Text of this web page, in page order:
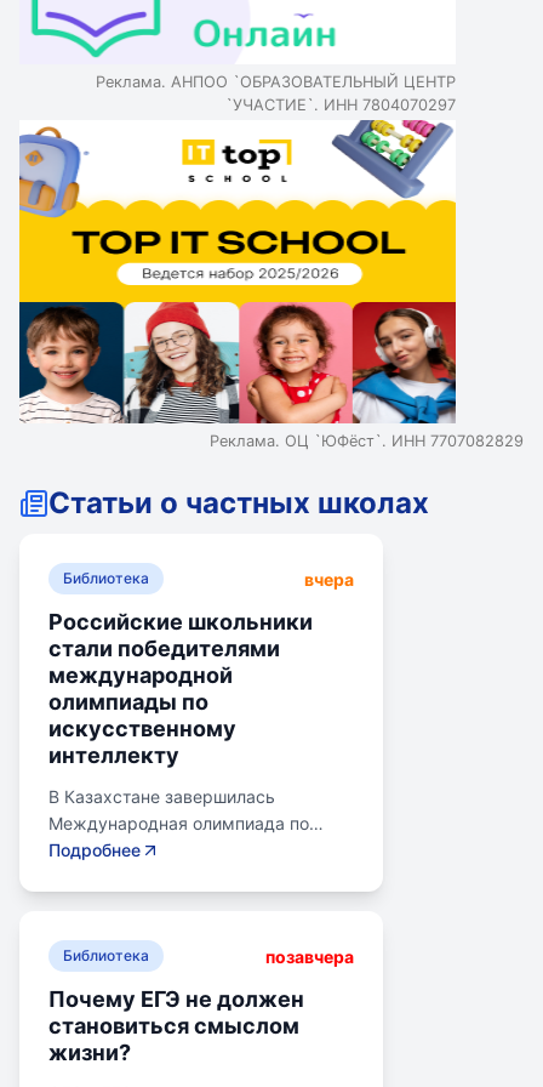
до 12 человек ✅ Полезное и здоровое
питание ✅ Большая зелёная территория
Реклама. АНПОО `ОБРАЗОВАТЕЛЬНЫЙ ЦЕНТР
`УЧАСТИЕ`. ИНН 7804070297
Реклама. ОЦ `ЮФёст`. ИНН 7707082829
Статьи о частных школах
Библиотека вчера
Российские школьники
стали победителями
международной
олимпиады по
искусственному
интеллекту
В Казахстане завершилась
Международная олимпиада по
искусственному интеллекту.
бронзовую медаль. Олимпиада
стран, заняв второе место по числу
участников. Награды получили
Артем Горохов, Михаил Вершинин,
Подробнее
Библиотека позавчера
Почему ЕГЭ не должен
становиться смыслом
жизни?